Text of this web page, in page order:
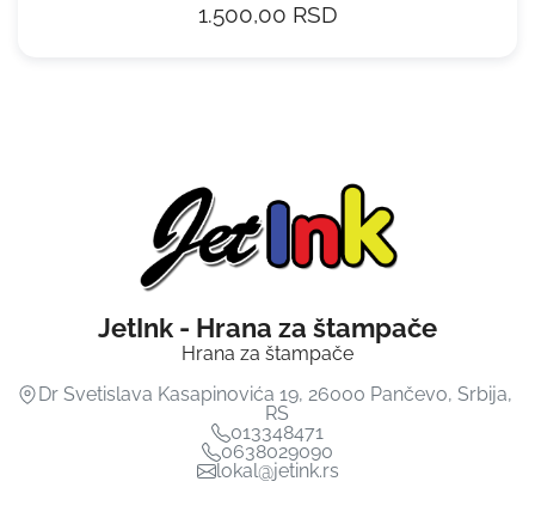
1.500,00 RSD
JetInk - Hrana za štampače
Hrana za štampače
Dr Svetislava Kasapinovića 19, 26000 Pančevo, Srbija,
RS
013348471
0638029090
lokal@jetink.rs